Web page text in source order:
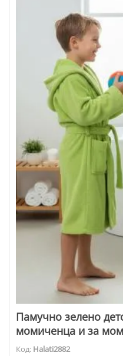
Памучно зелено
момиченца и за
Код: Halati2882